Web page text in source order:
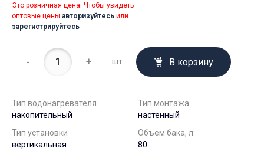
Это розничная цена. Чтобы увидеть
оптовые цены авторизуйтесь или
зарегистрируйтесь
- + шт. В корзину
Тип водонагревателя
накопительный
Тип монтажа
настенный
Тип установки
вертикальная
Объем бака, л.
80